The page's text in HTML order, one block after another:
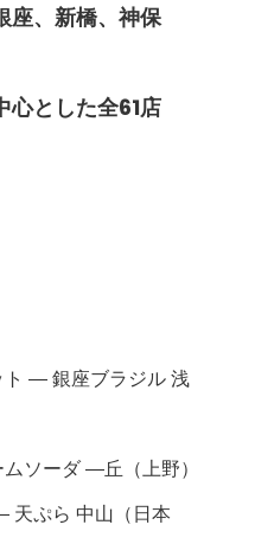
座、新橋、神保
とした全61店
― 銀座ブラジル 浅
ソーダ ―丘（上野）
天ぷら 中山（日本